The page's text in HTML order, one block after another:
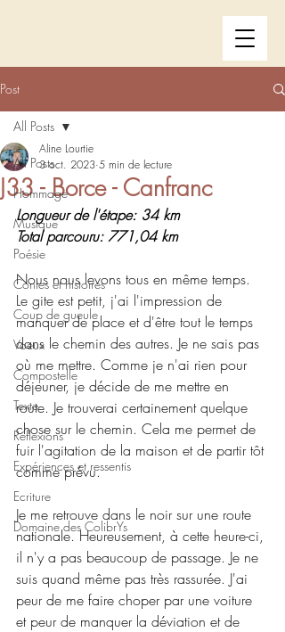
Post
All Posts
Hommage
Musique
Poésie
Contes et histoires
Coup de gueule
Voeux
Compostelle
Texte
Réflexions
Expériences et ressentis
Ecriture
Domaine des ColibrYs
All Posts
J33 - Borce - Canfranc
Aline Lourtie
3 oct. 2023 5 min de lecture
Longueur de l'étape: 34 km
Total parcouru: 771,04 km
Nous nous levons tous en même temps.
Le gite est petit, j'ai l'impression de
manquer de place et d'être tout le temps
dans le chemin des autres. Je ne sais pas
où me mettre. Comme je n'ai rien pour
déjeuner, je décide de me mettre en
route. Je trouverai certainement quelque
chose sur le chemin. Cela me permet de
fuir l'agitation de la maison et de partir tôt
comme prévu.
Je me retrouve dans le noir sur une route
nationale. Heureusement, à cette heure-ci,
il n'y a pas beaucoup de passage. Je ne
suis quand même pas très rassurée. J'ai
peur de me faire choper par une voiture
et peur de manquer la déviation et de